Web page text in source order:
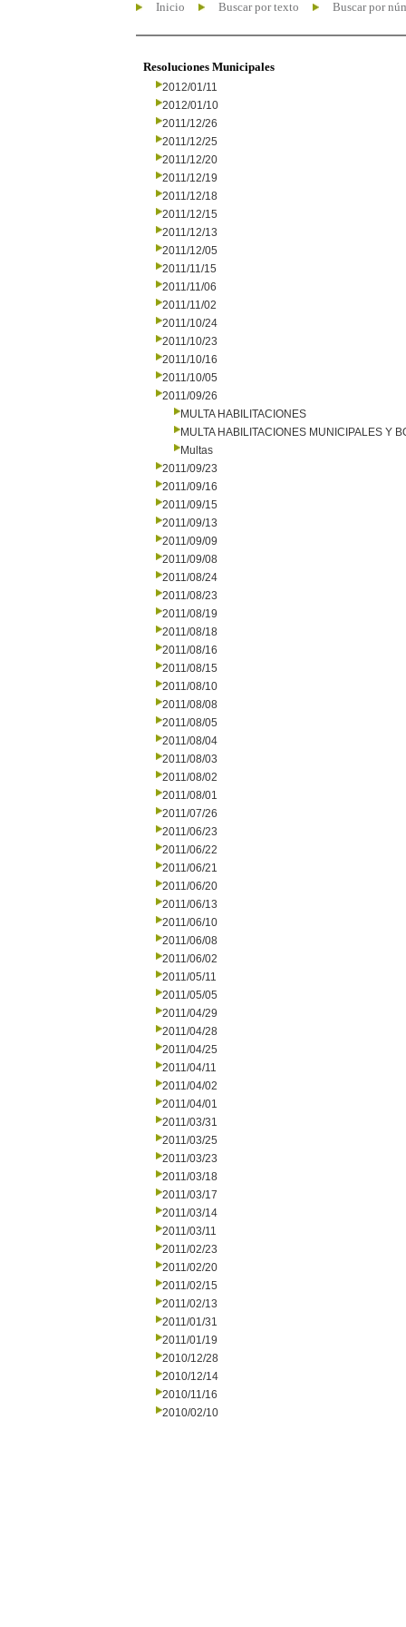
Inicio Buscar por texto Buscar por
Resoluciones Municipales
2012/01/11
2012/01/10
2011/12/26
2011/12/25
2011/12/20
2011/12/19
2011/12/18
2011/12/15
2011/12/13
2011/12/05
2011/11/15
2011/11/06
2011/11/02
2011/10/24
2011/10/23
2011/10/16
2011/10/05
2011/09/26
MULTA HABILITACIONES
MULTA HABILITACIONES MUNICIPALES Y
Multas
2011/09/23
2011/09/16
2011/09/15
2011/09/13
2011/09/09
2011/09/08
2011/08/24
2011/08/23
2011/08/19
2011/08/18
2011/08/16
2011/08/15
2011/08/10
2011/08/08
2011/08/05
2011/08/04
2011/08/03
2011/08/02
2011/08/01
2011/07/26
2011/06/23
2011/06/22
2011/06/21
2011/06/20
2011/06/13
2011/06/10
2011/06/08
2011/06/02
2011/05/11
2011/05/05
2011/04/29
2011/04/28
2011/04/25
2011/04/11
2011/04/02
2011/04/01
2011/03/31
2011/03/25
2011/03/23
2011/03/18
2011/03/17
2011/03/14
2011/03/11
2011/02/23
2011/02/20
2011/02/15
2011/02/13
2011/01/31
2011/01/19
2010/12/28
2010/12/14
2010/11/16
2010/02/10